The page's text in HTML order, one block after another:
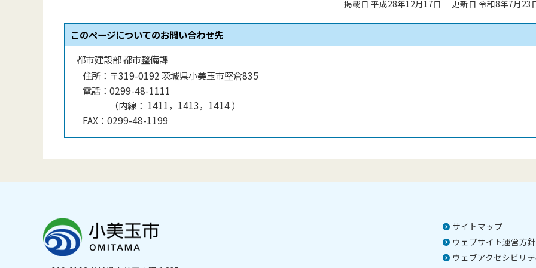
掲載日 平成28年12月17日 更新日 令和8年7月23
このページについてのお問い合わせ先
都市建設部 都市整備課
住所： 〒319-0192 茨城県小美玉市堅倉835
電話： 0299-48-1111
（内線 ： 1411，1413，1414）
FAX： 0299-48-1199
サイトマップ
ウェブサイト運営方針
ウェブアクセシビリ